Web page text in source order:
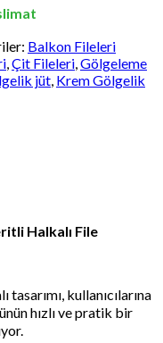
Balkon Fileleri
,Çit Fileleri,Gölgeleme
jüt, Krem Gölgelik
Halkalı File
kullanıcılarına
hızlı ve pratik bir